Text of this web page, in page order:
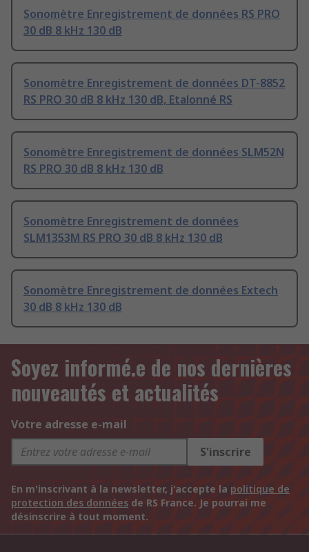
Sonomètre Enregistrement de données RS PRO
30 dB 8 kHz 130 dB
Sonomètre Enregistrement de données DT-8852
RS PRO 30 dB 8 kHz 130 dB, Etalonné RS
Sonomètre Enregistrement de données SLM52N
RS PRO 30 dB 8 kHz 130 dB
Sonomètre Enregistrement de données
SLM1353M RS PRO 30 dB 8 kHz 130 dB
Sonomètre Enregistrement de données Extech
30 dB 8 kHz 130 dB
Soyez informé.e de nos dernières
nouveautés et actualités
Votre adresse e-mail
S'inscrire
En m'inscrivant à la newsletter, j'accepte la politique de
protection des données de RS France. Je pourrai me
désinscrire à tout moment.